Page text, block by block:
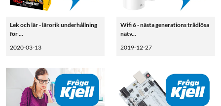
Lek och lär - lärorik underhållning
för ...
2020-03-13
Wifi 6 - nästa generations trådlösa
nätv...
2019-12-27